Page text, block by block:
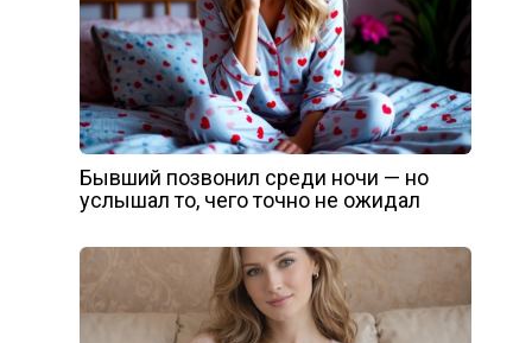
Бывший позвонил среди ночи — но
услышал то, чего точно не ожидал